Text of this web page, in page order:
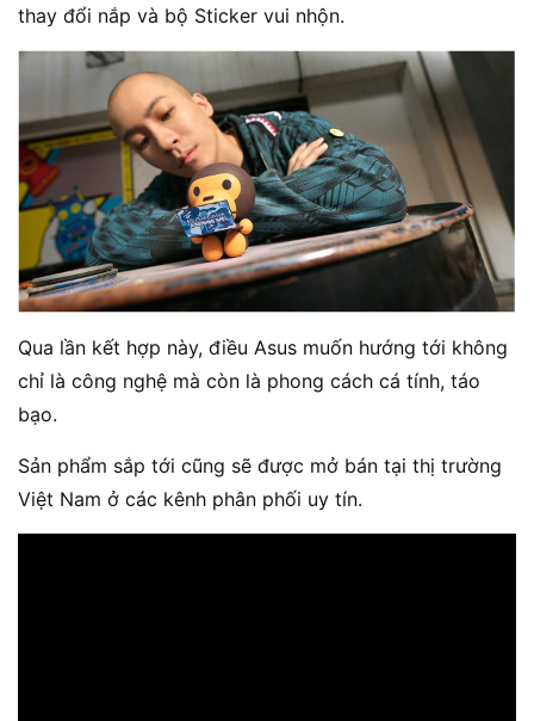
thay đổi nắp và bộ Sticker vui nhộn.
Qua lần kết hợp này, điều Asus muốn hướng tới không
chỉ là công nghệ mà còn là phong cách cá tính, táo
bạo.
Sản phẩm sắp tới cũng sẽ được mở bán tại thị trường
Việt Nam ở các kênh phân phối uy tín.⁠